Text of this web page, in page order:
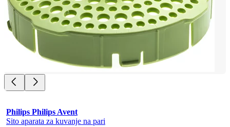
Philips Philips Avent
Sito aparata za kuvanje na pari